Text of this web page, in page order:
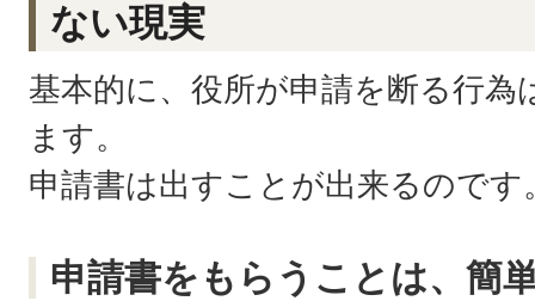
ない現実
基本的に、役所が申請を断る行為
ます。
申請書は出すことが出来るのです
申請書をもらうことは、簡